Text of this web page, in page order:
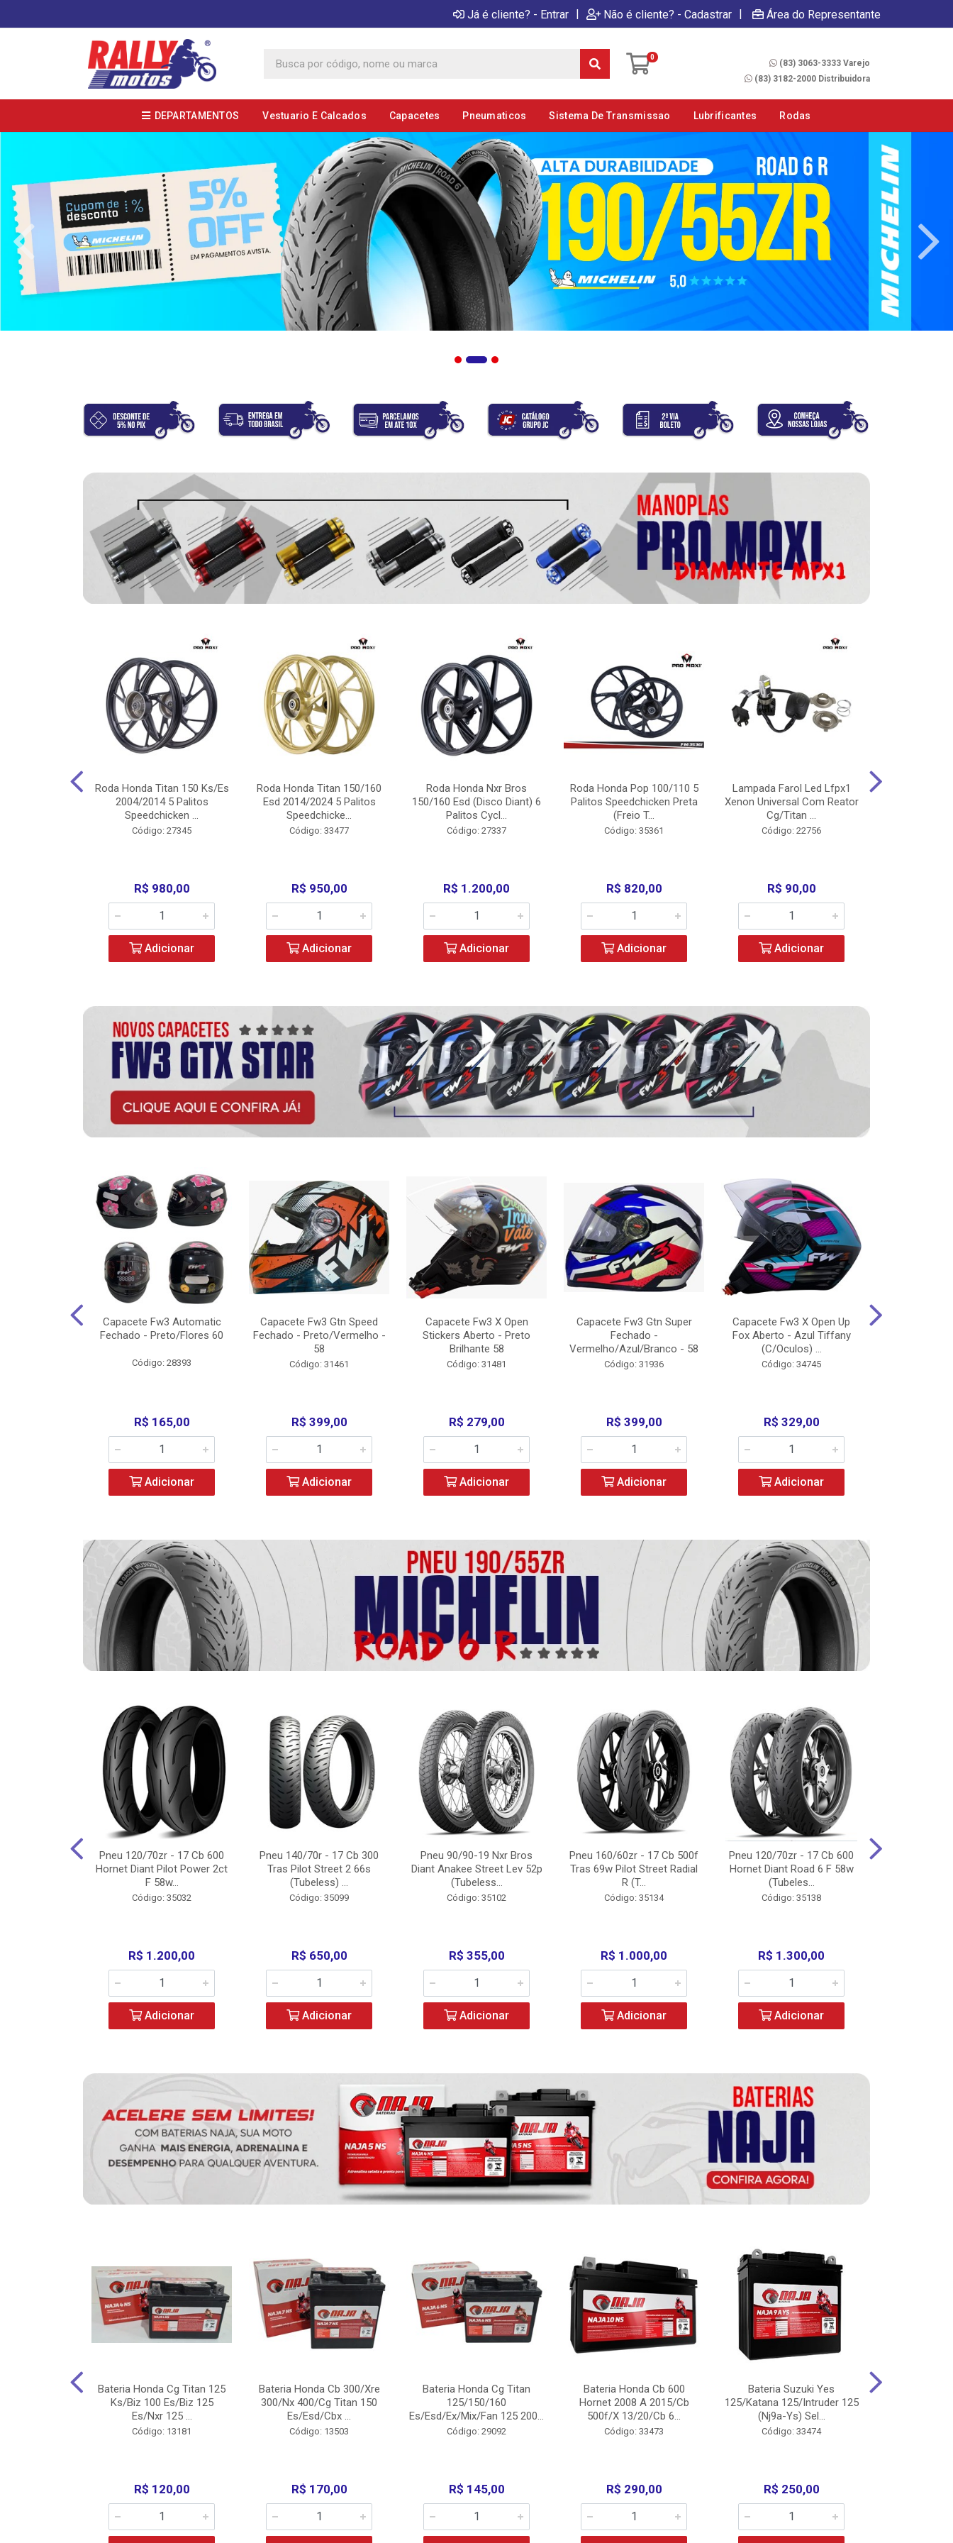
Já é cliente? - Entrar | Não é cliente? - Cadastrar | Área do Representante
0
(83) 3063-3333 Varejo
(83) 3182-2000 Distribuidora
DEPARTAMENTOS Vestuario E Calcados Capacetes Pneumaticos Sistema De Transmissao Lubrificantes Rodas
Roda Honda Titan 150 Ks/Es
2004/2014 5 Palitos
Speedchicken ...
Código: 27345
R$ 980,00
Adicionar
Roda Honda Titan 150/160
Esd 2014/2024 5 Palitos
Speedchicke...
Código: 33477
R$ 950,00
Adicionar
Roda Honda Nxr Bros
150/160 Esd (Disco Diant) 6
Palitos Cycl...
Código: 27337
R$ 1.200,00
Adicionar
Roda Honda Pop 100/110 5
Palitos Speedchicken Preta
(Freio T...
Código: 35361
R$ 820,00
Adicionar
Lampada Farol Led Lfpx1
Xenon Universal Com Reator
Cg/Titan ...
Código: 22756
R$ 90,00
Adicionar
Capacete Fw3 Automatic
Fechado - Preto/Flores 60
Código: 28393
R$ 165,00
Adicionar
Capacete Fw3 Gtn Speed
Fechado - Preto/Vermelho -
58
Código: 31461
R$ 399,00
Adicionar
Capacete Fw3 X Open
Stickers Aberto - Preto
Brilhante 58
Código: 31481
R$ 279,00
Adicionar
Capacete Fw3 Gtn Super
Fechado -
Vermelho/Azul/Branco - 58
Código: 31936
R$ 399,00
Adicionar
Capacete Fw3 X Open Up
Fox Aberto - Azul Tiffany
(C/Oculos) ...
Código: 34745
R$ 329,00
Adicionar
Pneu 120/70zr - 17 Cb 600
Hornet Diant Pilot Power 2ct
F 58w...
Código: 35032
R$ 1.200,00
Adicionar
Pneu 140/70r - 17 Cb 300
Tras Pilot Street 2 66s
(Tubeless) ...
Código: 35099
R$ 650,00
Adicionar
Pneu 90/90-19 Nxr Bros
Diant Anakee Street Lev 52p
(Tubeless...
Código: 35102
R$ 355,00
Adicionar
Pneu 160/60zr - 17 Cb 500f
Tras 69w Pilot Street Radial
R (T...
Código: 35134
R$ 1.000,00
Adicionar
Pneu 120/70zr - 17 Cb 600
Hornet Diant Road 6 F 58w
(Tubeles...
Código: 35138
R$ 1.300,00
Adicionar
Bateria Honda Cg Titan 125
Ks/Biz 100 Es/Biz 125
Es/Nxr 125 ...
Código: 13181
R$ 120,00
Bateria Honda Cb 300/Xre
300/Nx 400/Cg Titan 150
Es/Esd/Cbx ...
Código: 13503
R$ 170,00
Bateria Honda Cg Titan
125/150/160
Es/Esd/Ex/Mix/Fan 125 200...
Código: 29092
R$ 145,00
Bateria Honda Cb 600
Hornet 2008 A 2015/Cb
500f/X 13/20/Cb 6...
Código: 33473
R$ 290,00
Bateria Suzuki Yes
125/Katana 125/Intruder 125
(Nj9a-Ys) Sel...
Código: 33474
R$ 250,00